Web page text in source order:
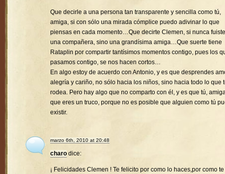
Que decirle a una persona tan transparente y sencilla como tú,
amiga, si con sólo una mirada cómplice puedo adivinar lo que
piensas en cada momento…Que decirte Clemen, si nunca fuiste
una compañera, sino una grandísima amiga…Que suerte tiene
Rataplin por compartir tantísimos momentos contigo, pues los
pasamos contigo, se nos hacen cortos…
En algo estoy de acuerdo con Antonio, y es que desprendes
alegría y cariño, no sólo hacia los niños, sino hacia todo lo que
rodea. Pero hay algo que no comparto con él, y es que tú,
que eres un truco, porque no es posible que alguien como tú
existir.
marzo 6th, 2010 at 20:48
charo dice:
¡ Felicidades Clemen ! Te felicito por como lo haces,por como